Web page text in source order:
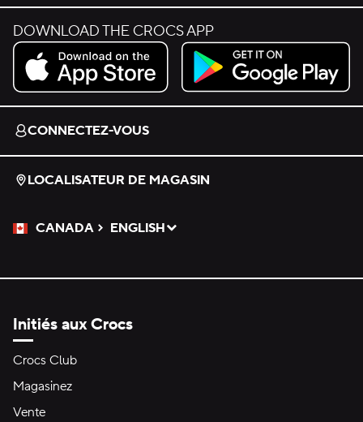
DOWNLOAD THE CROCS APP
Download on the App Store.
Get it on Google Play.
CONNECTEZ-VOUS
LOCALISATEUR DE MAGASIN
CANADA
Veuillez sélectionner une langue
ENGLISH
Sélectionné
Initiés aux Crocs
Crocs Club
Magasinez
Vente